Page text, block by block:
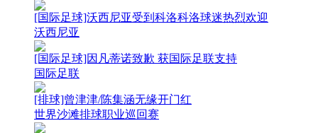
[国际足球]沃西尼亚受到科洛科洛球迷热烈欢迎
沃西尼亚
[国际足球]因凡蒂诺致歉 获国际足联支持
国际足联
[排球]曾津津/陈集涵无缘开门红
世界沙滩排球职业巡回赛